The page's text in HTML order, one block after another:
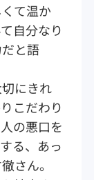
て温か
自分なり
と語
にきれ
こだわり
の悪口を
る、あっ
さん。